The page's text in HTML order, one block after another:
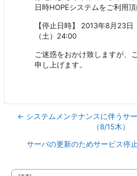
日時HOPEシステムをご利用頂
【停止日時】 2013年8月23
（土）24:00
ご迷惑をおかけ致しますが、
申し上げます。
← システムメンテナンスに伴うサ
（8/15木）
サーバの更新のためサービス停